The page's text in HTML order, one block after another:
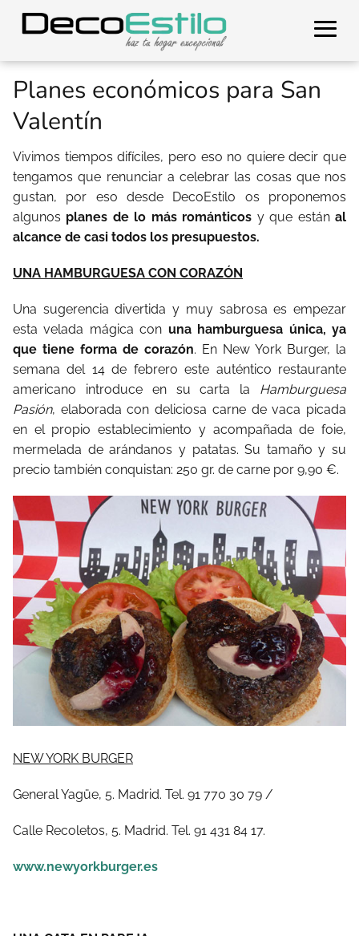
Planes económicos para San
Valentín
Vivimos tiempos difíciles, pero eso no quiere decir que
tengamos que renunciar a celebrar las cosas que nos
gustan, por eso desde DecoEstilo os proponemos
algunos planes de lo más románticos y que estánal
alcance de casi todos los presupuestos.
UNA HAMBURGUESA CON CORAZÓN
Una sugerencia divertida y muy sabrosa es empezar
esta velada mágica con una hamburguesa única, ya
que tiene forma de corazón. En New York Burger, la
semana del 14 de febrero este auténtico restaurante
americano introduce en su carta la Hamburguesa
Pasión, elaborada con deliciosa carne de vaca picada
en el propio establecimiento y acompañada de foie,
mermelada de arándanos y patatas. Su tamaño y su
precio también conquistan: 250 gr. de carne por 9,90 €.
NEW YORK BURGER
General Yagüe, 5. Madrid. Tel. 91 770 30 79 /
Calle Recoletos, 5. Madrid. Tel. 91 431 84 17.
www.newyorkburger.es